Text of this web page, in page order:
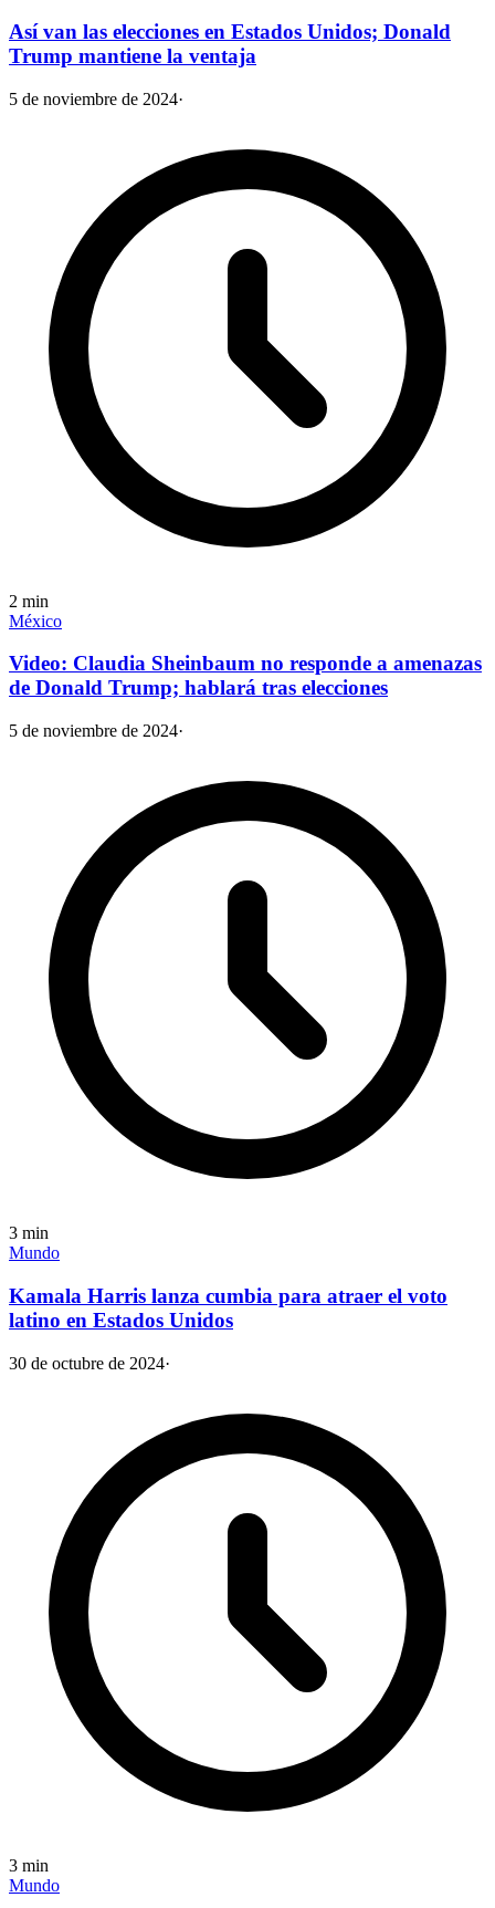
Así van las elecciones en Estados Unidos; Donald
Trump mantiene la ventaja
5 de noviembre de 2024·
2 min
México
Video: Claudia Sheinbaum no responde a amenazas
de Donald Trump; hablará tras elecciones
5 de noviembre de 2024·
3 min
Mundo
Kamala Harris lanza cumbia para atraer el voto
latino en Estados Unidos
30 de octubre de 2024·
3 min
Mundo